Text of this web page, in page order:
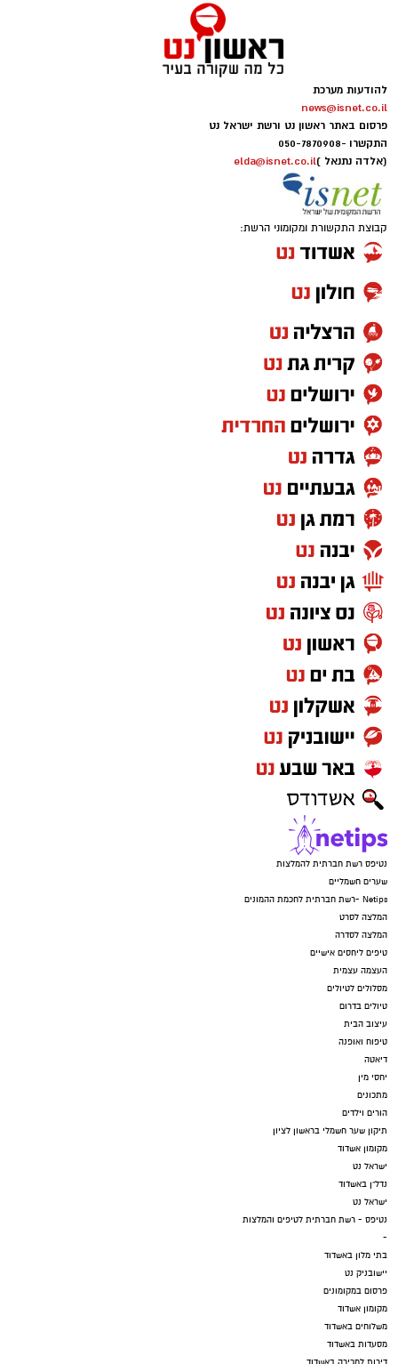
להודעות מערכת
news@isnet.co.il
פרסום באתר ראשון נט ורשת ישראל נט
התקשרו -050-7870908
(אלדה נתנאל )elda@isnet.co.il
קבוצת התקשורת ומקומוני הרשת:
נטיפס רשת חברתית להמלצות
שערים חשמליים
Netips -רשת חברתית לחכמת ההמונים
המלצה לסרט
המלצה לסדרה
טיפים ליחסים אישיים
העצמה עצמית
מסלולים לטיולים
טיולים בדרום
עיצוב הבית
טיפוח ואופנה
דיאטה
יחסי מין
מתכונים
הורים וילדים
תיקון שער חשמלי בראשון לציון
מקומון אשדוד
ישראל נט
נדל"ן באשדוד
ישראל נט
נטיפס - רשת חברתית לטיפים והמלצות
-
בתי מלון באשדוד
יישובניק נט
פרסום במקומונים
מקומון אשדוד
משלוחים באשדוד
מסעדות באשדוד